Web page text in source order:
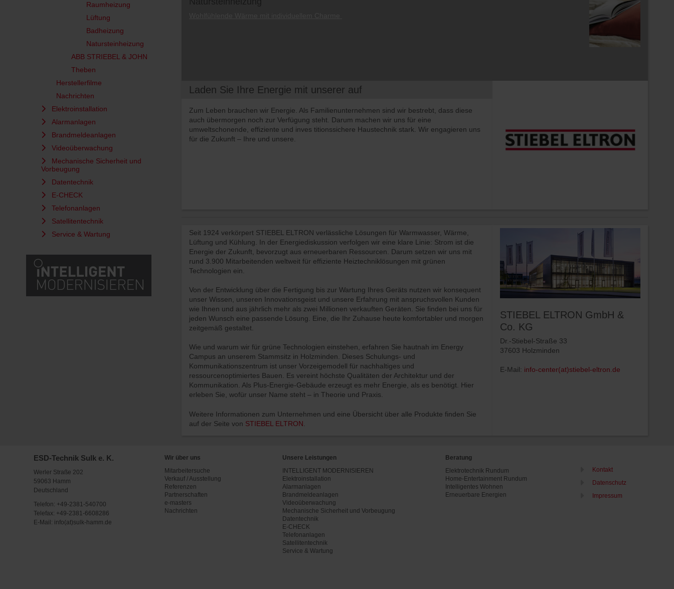
Raumheizung
Lüftung
Badheizung
Natursteinheizung
ABB STRIEBEL & JOHN
Theben
Herstellerfilme
Nachrichten
Elektroinstallation
Alarmanlagen
Brandmeldeanlagen
Videoüberwachung
Mechanische Sicherheit und
Vorbeugung
Datentechnik
E-CHECK
Telefonanlagen
Satellitentechnik
Service & Wartung
Laden Sie Ihre Energie mit unserer auf
Zum Leben brauchen wir Energie. Als Familienunternehmen sind wir bestrebt, dass diese
auch übermorgen noch zur Verfügung steht. Darum machen wir uns für eine
umweltschonende, effiziente und inves titionssichere Haustechnik stark. Wir engagieren uns
für die Zukunft – Ihre und unsere.
Seit 1924 verkörpert STIEBEL ELTRON verlässliche Lösungen für Warmwasser, Wärme,
Lüftung und Kühlung. In der Energiediskussion verfolgen wir eine klare Linie: Strom ist die
Energie der Zukunft, bevorzugt aus erneuerbaren Ressourcen. Darum setzen wir uns mit
rund 3.900 Mitarbeitenden weltweit für effiziente Heiztechniklösungen mit grünen
Technologien ein.
Von der Entwicklung über die Fertigung bis zur Wartung Ihres Geräts nutzen wir konsequent
unser Wissen, unseren Innovationsgeist und unsere Erfahrung mit anspruchsvollen Kunden
wie Ihnen und aus jährlich mehr als zwei Millionen verkauften Geräten. Sie finden bei uns für
jeden Wunsch eine passende Lösung. Eine, die Ihr Zuhause heute komfortabler und morgen
zeitgemäß gestaltet.
Wie und warum wir für grüne Technologien einstehen, erfahren Sie hautnah im Energy
Campus an unserem Stammsitz in Holzminden. Dieses Schulungs- und
Kommunikationszentrum ist unser Vorzeigemodell für nachhaltiges und
ressourcenoptimiertes Bauen. Es vereint höchste Qualitäten der Architektur und der
Kommunikation. Als Plus-Energie-Gebäude erzeugt es mehr Energie, als es benötigt. Hier
erleben Sie, wofür unser Name steht – in Theorie und Praxis.
Weitere Informationen zum Unternehmen und eine Übersicht über alle Produkte finden Sie
auf der Seite von STIEBEL ELTRON
STIEBEL ELTRON GmbH &
Co. KG
Dr.-Stiebel-Straße 33
37603 Holzminden
E-Mail: info-center(at)stiebel-eltron.de
ESD-Technik Sulk e. K.
Werler Straße 202
59063 Hamm
Deutschland
Telefon: +49-2381-540700
Telefax: +49-2381-6608286
E-Mail: info(at)sulk-hamm.de
Wir über uns
Mitarbeitersuche
Verkauf / Ausstellung
Referenzen
Partnerschaften
e-masters
Nachrichten
Unsere Leistungen
INTELLIGENT MODERNISIEREN
Elektroinstallation
Alarmanlagen
Brandmeldeanlagen
Videoüberwachung
Mechanische Sicherheit und Vorbeugung
Datentechnik
E-CHECK
Telefonanlagen
Satellitentechnik
Service & Wartung
Beratung
Elektrotechnik Rundum
Home-Entertainment Rundum
Intelligentes Wohnen
Erneuerbare Energien
Kontakt
Datenschutz
Impressum